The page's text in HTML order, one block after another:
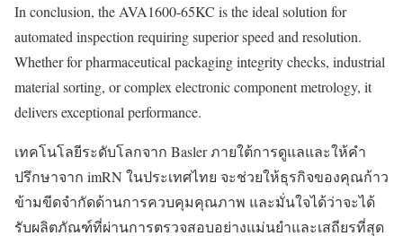
In conclusion, the AVA1600-65KC is the ideal solution for
automated inspection requiring superior speed and resolution.
Whether for pharmaceutical packaging integrity checks, industrial
material sorting, or complex electronic component metrology, it
delivers exceptional performance.
เทคโนโลยีระดับโลกจาก Basler ภายใต้การดูแลและให้คำ
ปรึกษาจาก imRN ในประเทศไทย จะช่วยให้ธุรกิจของคุณก้าว
ข้ามขีดจำกัดด้านการควบคุมคุณภาพ และมั่นใจได้ว่าจะได้
รับผลิตภัณฑ์ที่ผ่านการตรวจสอบอย่างแม่นยำและเสถียรที่สุด